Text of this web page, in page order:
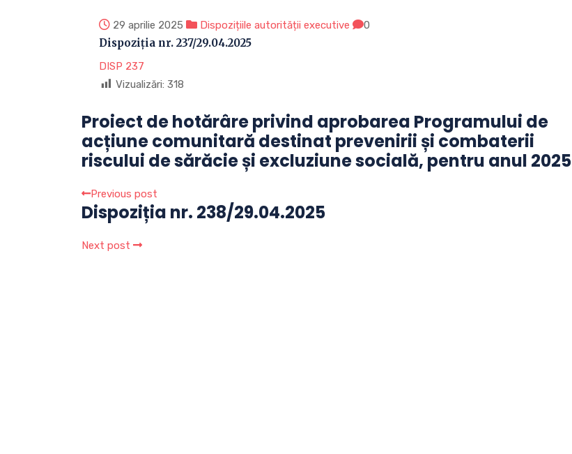
29 aprilie 2025 Dispozițiile autorității executive 0
Dispoziția nr. 237/29.04.2025
DISP 237
Vizualizări: 318
Proiect de hotărâre privind aprobarea Programului de
acțiune comunitară destinat prevenirii și combaterii
riscului de sărăcie și excluziune socială, pentru anul 2025
Previous post
Dispoziția nr. 238/29.04.2025
Next post